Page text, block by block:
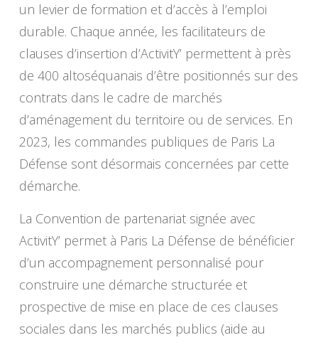
un levier de formation et d’accès à l’emploi
durable. Chaque année, les facilitateurs de
clauses d’insertion d’ActivitY’ permettent à près
de 400 altoséquanais d’être positionnés sur des
contrats dans le cadre de marchés
d’aménagement du territoire ou de services. En
2023, les commandes publiques de Paris La
Défense sont désormais concernées par cette
démarche.
La Convention de partenariat signée avec
ActivitY’ permet à Paris La Défense de bénéficier
d’un accompagnement personnalisé pour
construire une démarche structurée et
prospective de mise en place de ces clauses
sociales dans les marchés publics (aide au